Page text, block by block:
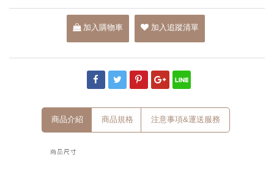
加入購物車 加入追蹤清單
商品介紹 商品規格 注意事項&運送服務